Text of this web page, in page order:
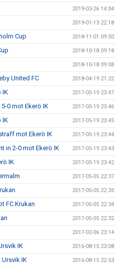
2019-03-26 14:04
2019-01-13 22:18
Cup 2018-11-01 09:50
2018-10-18 09:18
2018-10-18 09:08
United FC 2018-04-19 21:22
IK 2017-05-19 23:47
0 mot Ekerö IK 2017-05-19 23:46
IK 2017-05-19 23:45
mot Ekerö IK 2017-05-19 23:44
in 2-0 mot Ekerö IK 2017-05-19 23:43
IK 2017-05-19 23:42
2017-05-05 22:37
2017-05-05 22:35
FC Krukan 2017-05-05 22:34
2017-05-05 22:32
2017-02-06 23:14
IK 2016-08-15 23:08
IK 2016-08-15 22:53